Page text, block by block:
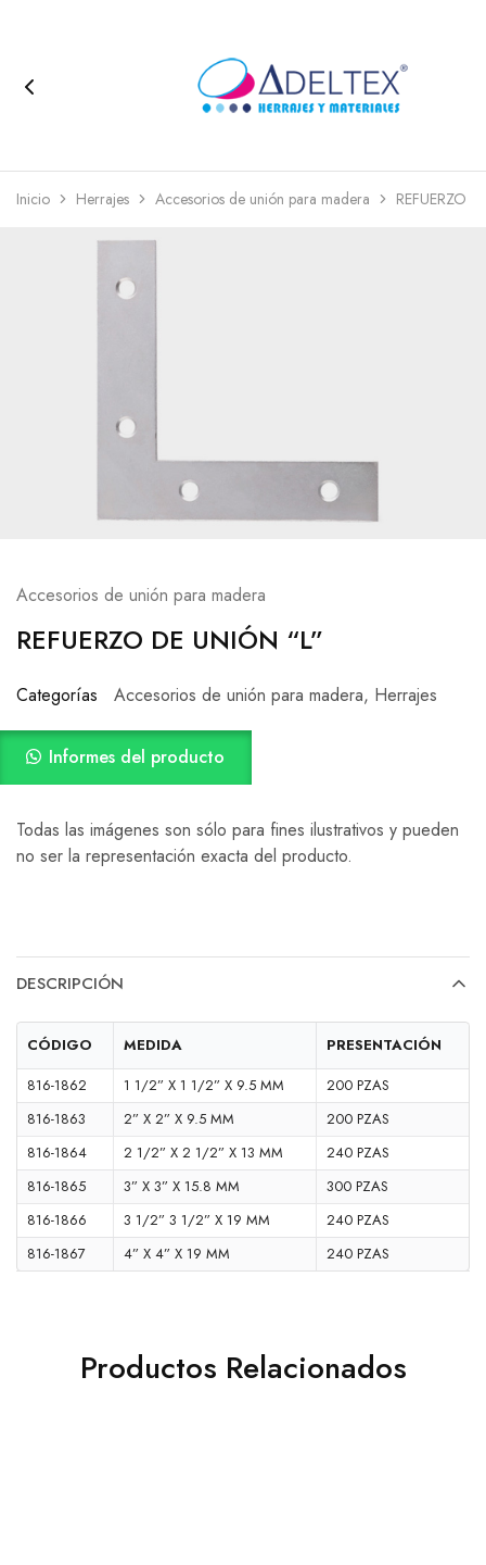
Inicio Herrajes Accesorios de unión para madera REFUERZO
Accesorios de unión para madera
REFUERZO DE UNIÓN “L”
Categorías Accesorios de unión para madera, Herrajes
Informes del producto
Todas las imágenes son sólo para fines ilustrativos y pueden
no ser la representación exacta del producto.
DESCRIPCIÓN
CÓDIGO MEDIDA
PRESENTACIÓN
816-1862
1 1/2” X 1 1/2” X 9.5 MM
200 PZAS
816-1863
2” X 2” X 9.5 MM
200 PZAS
816-1864
2 1/2” X 2 1/2” X 13 MM
240 PZAS
816-1865
3” X 3” X 15.8 MM
300 PZAS
816-1866
3 1/2” 3 1/2” X 19 MM
240 PZAS
816-1867
4” X 4” X 19 MM 240 PZAS
Productos Relacionados